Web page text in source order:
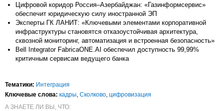
Цифровой коридор Россия–Азербайджан: «Газинформсервис»
обеспечит юридическую силу иностранной ЭП
Эксперты ГК ЛАНИТ: «Ключевыми элементами корпоративной
инфраструктуры становятся отказоустойчивая архитектура,
сквозной мониторинг, автоматизация и встроенная безопасность»
Bell Integrator FabricaONE.AI обеспечил доступность 99,99%
критичным сервисам ведущего банка
Тематики: Интеграция
Ключевые слова: кадры, Сколково, цифровизация
А ЗНАЕТЕ ЛИ ВЫ, ЧТО: